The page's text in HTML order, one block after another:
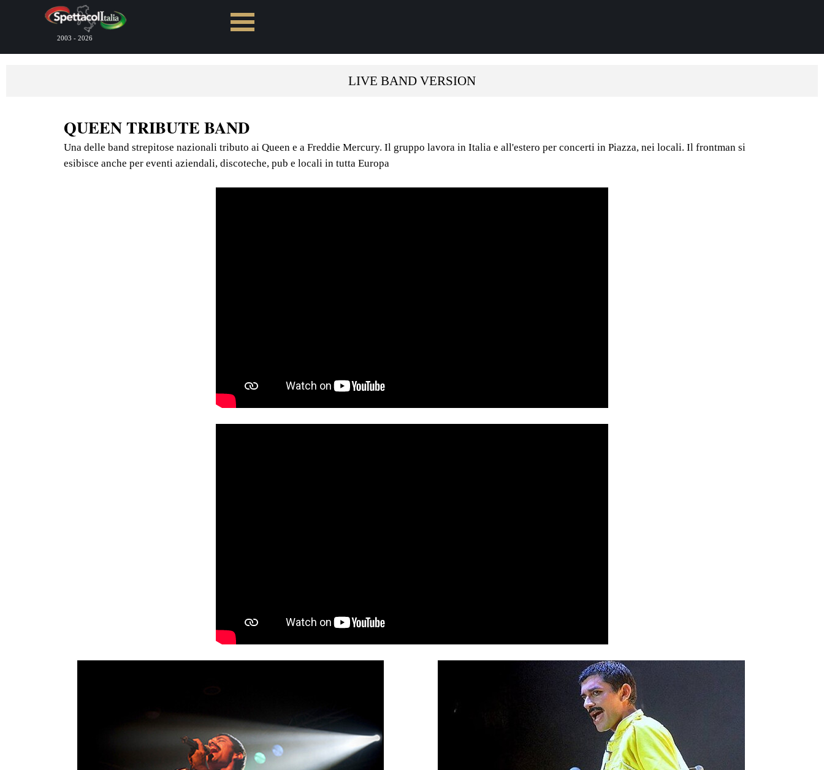
Vai ai contenuti
2003 - 2026
LIVE BAND VERSION
QUEEN TRIBUTE BAND
Una delle band strepitose nazionali tributo ai Queen e a Freddie Mercury. Il gruppo lavora in Italia e all'estero per concerti in Piazza, nei locali. Il frontman si
esibisce anche per eventi aziendali, discoteche, pub e locali in tutta Europa